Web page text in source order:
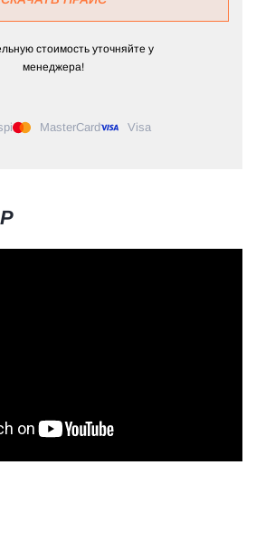
стоимость уточняйте у
менеджера!
MasterCard Visa